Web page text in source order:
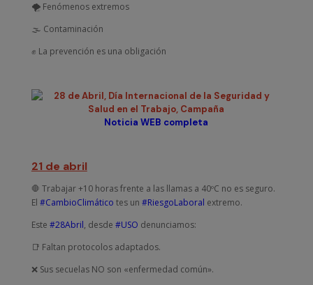
🌪️ Fenómenos extremos
🌫️ Contaminación
✊ La prevención es una obligación
Noticia WEB completa
21 de abril
🛑 Trabajar +10 horas frente a las llamas a 40ºC no es seguro.
El #CambioClimático tes un #RiesgoLaboral extremo.
Este #28Abril, desde #USO denunciamos:
📑 Faltan protocolos adaptados.
❌ Sus secuelas NO son «enfermedad común».